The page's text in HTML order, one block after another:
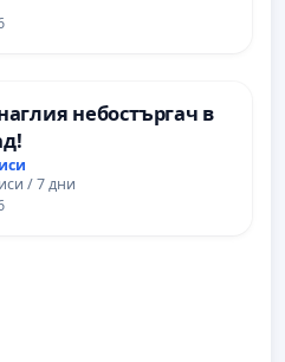
небостъргач в
/ 7 дни